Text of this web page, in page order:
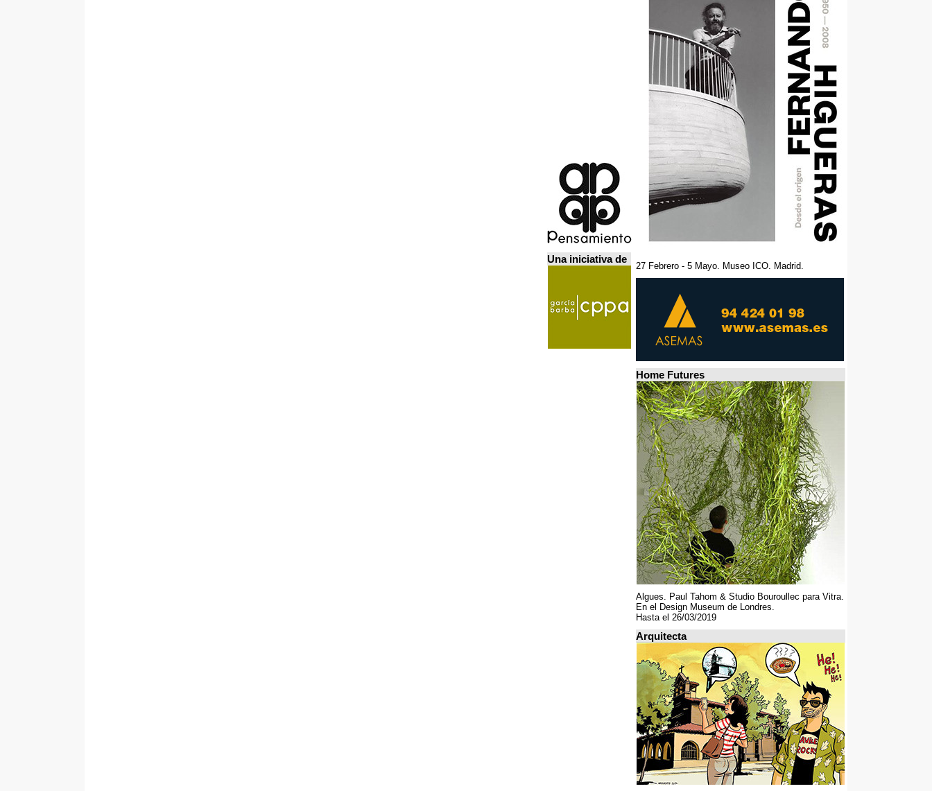
Una iniciativa de
27 Febrero - 5 Mayo. Museo ICO. Madrid.
Home Futures
Algues. Paul Tahom & Studio Bouroullec para Vitra.
En el Design Museum de Londres.
Hasta el 26/03/2019
Arquitecta